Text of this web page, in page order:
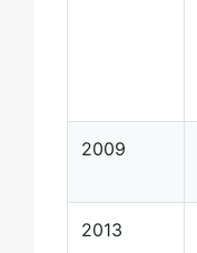
2009
2013